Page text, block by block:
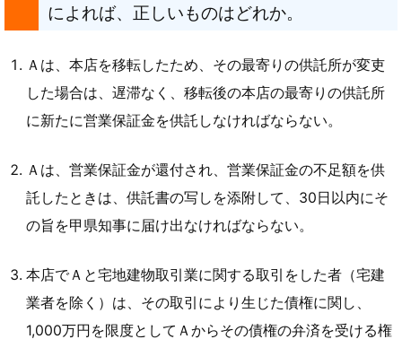
によれば、正しいものはどれか。
Ａは、本店を移転したため、その最寄りの供託所が変吏
した場合は、遅滞なく、移転後の本店の最寄りの供託所
に新たに営業保証金を供託しなければならない。
Ａは、営業保証金が還付され、営業保証金の不足額を供
託したときは、供託書の写しを添附して、30日以内にそ
の旨を甲県知事に届け出なければならない。
本店でＡと宅地建物取引業に関する取引をした者（宅建
業者を除く）は、その取引により生じた債権に関し、
1,000万円を限度としてＡからその債権の弁済を受ける権